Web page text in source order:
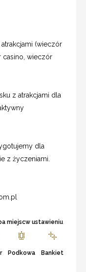
(wieczór
casino, wieczór
z atrakcjami dla
dla
z życzeniami.
miejscw ustawieniu
Podkowa Bankiet